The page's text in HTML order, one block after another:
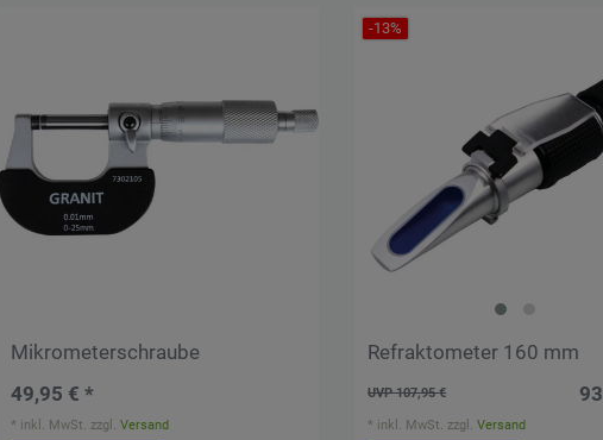
Mikrometerschraube
49,95 € *
* inkl. MwSt. zzgl.Versand
-13%
Refraktometer 160 mm
UVP 107,95 €
* inkl. MwSt. zzgl.Versand